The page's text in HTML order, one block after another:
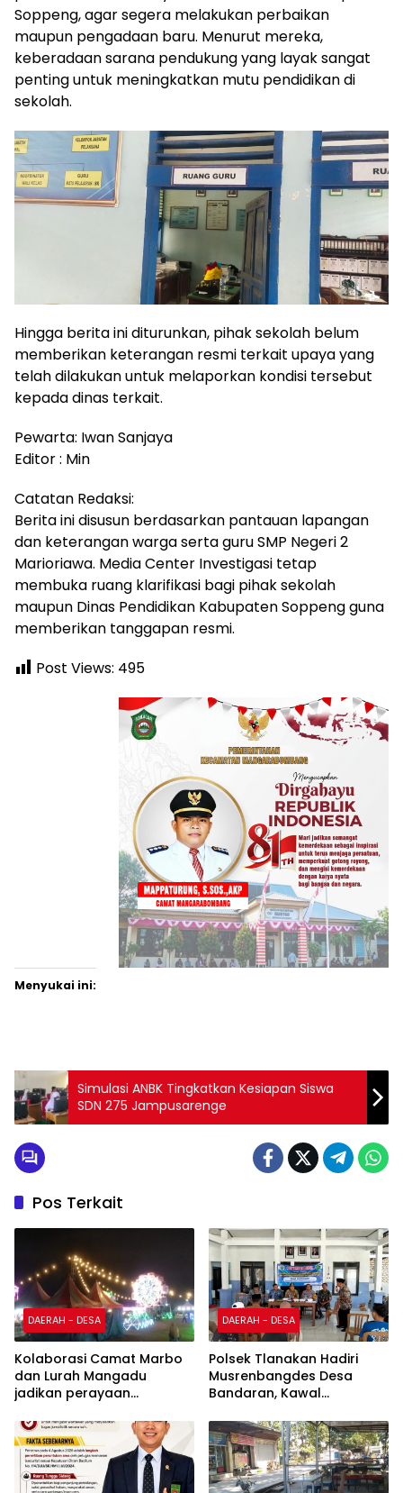
Soppeng, agar segera melakukan perbaikan
maupun pengadaan baru. Menurut mereka,
keberadaan sarana pendukung yang layak sangat
penting untuk meningkatkan mutu pendidikan di
sekolah.
Hingga berita ini diturunkan, pihak sekolah belum
memberikan keterangan resmi terkait upaya yang
telah dilakukan untuk melaporkan kondisi tersebut
kepada dinas terkait.
Pewarta: Iwan Sanjaya
Editor : Min
Catatan Redaksi:
Berita ini disusun berdasarkan pantauan lapangan
dan keterangan warga serta guru SMP Negeri 2
Marioriawa. Media Center Investigasi tetap
membuka ruang klarifikasi bagi pihak sekolah
maupun Dinas Pendidikan Kabupaten Soppeng guna
memberikan tanggapan resmi.
Post Views: 495
Menyukai ini:
Simulasi ANBK Tingkatkan Kesiapan Siswa
SDN 275 Jampusarenge
Pos Terkait
DAERAH - DESA
Kolaborasi Camat Marbo
dan Lurah Mangadu
jadikan perayaan
penggerak ekonomi lokal
DAERAH - DESA
Polsek Tlanakan Hadiri
Musrenbangdes Desa
Bandaran, Kawal
Pembangunan Tepat
Sasaran